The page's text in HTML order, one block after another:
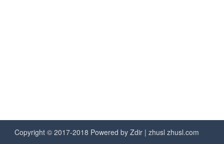
Copyright © 2017-2018 Powered by Zdir | zhusl zhusl.com